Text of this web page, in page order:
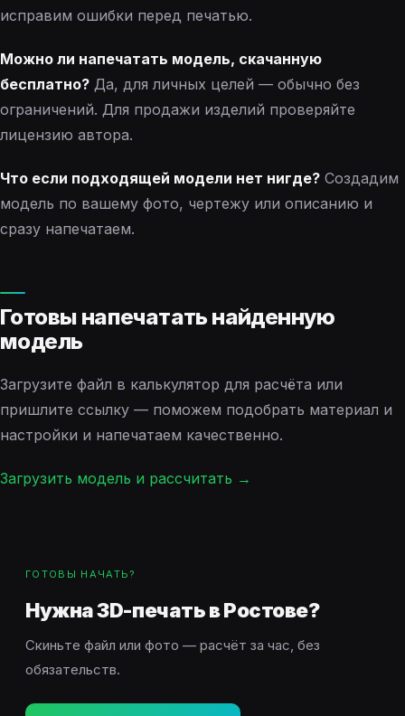
исправим ошибки перед печатью.
Можно ли напечатать модель, скачанную
бесплатно? Да, для личных целей — обычно без
ограничений. Для продажи изделий проверяйте
лицензию автора.
Что если подходящей модели нет нигде? Создадим
модель по вашему фото, чертежу или описанию и
сразу напечатаем.
Готовы напечатать найденную
модель
Загрузите файл в калькулятор для расчёта или
пришлите ссылку — поможем подобрать материал и
настройки и напечатаем качественно.
Загрузить модель и рассчитать →
ГОТОВЫ НАЧАТЬ?
Нужна 3D-печать в Ростове?
Скиньте файл или фото — расчёт за час, без
обязательств.